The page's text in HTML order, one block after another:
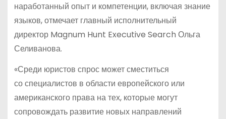
наработанный опыт и компетенции, включая знание
языков, отмечает главный исполнительный
директор Magnum Hunt Executive Search Ольга
Селиванова.
«Среди юристов спрос может сместиться
со специалистов в области европейского или
американского права на тех, которые могут
сопровождать развитие новых направлений